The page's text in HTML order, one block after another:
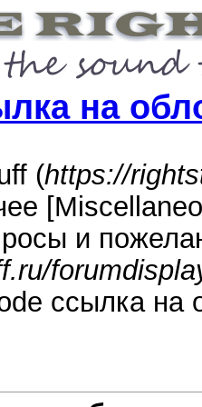
на
(https://
и
ссылка на